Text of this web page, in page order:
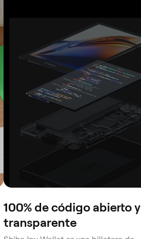
100% de código abierto y
transparente